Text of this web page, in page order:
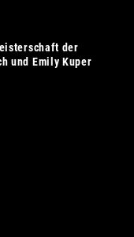
der
und Emily Kuper